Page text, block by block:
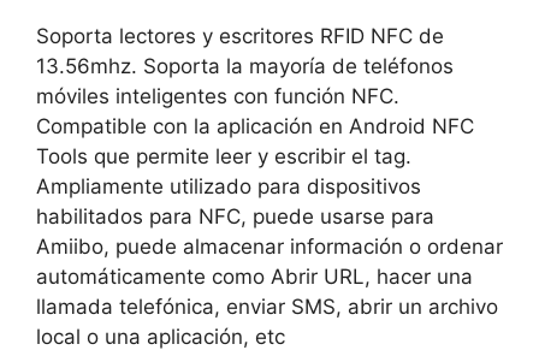
Soporta lectores y escritores RFID NFC de
13.56mhz. Soporta la mayoría de teléfonos
móviles inteligentes con función NFC.
Compatible con la aplicación en Android NFC
Tools que permite leer y escribir el tag.
Ampliamente utilizado para dispositivos
habilitados para NFC, puede usarse para
Amiibo, puede almacenar información o ordenar
automáticamente como Abrir URL, hacer una
llamada telefónica, enviar SMS, abrir un archivo
local o una aplicación, etc